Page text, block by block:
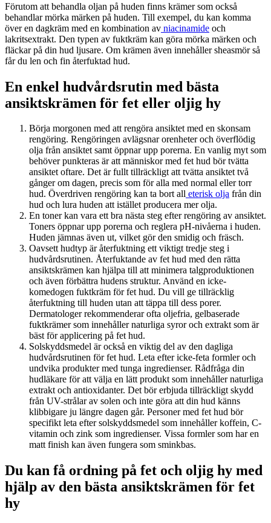
Förutom att behandla oljan på huden finns krämer som också
behandlar mörka märken på huden. Till exempel, du kan komma
över en dagkräm med en kombination av niacinamide och
lakritsextrakt. Den typen av fuktkräm kan göra mörka märken och
fläckar på din hud ljusare. Om krämen även innehåller sheasmör så
får du len och fin återfuktad hud.
En enkel hudvårdsrutin med bästa
ansiktskrämen för fet eller oljig hy
Börja morgonen med att rengöra ansiktet med en skonsam
rengöring. Rengöringen avlägsnar orenheter och överflödig
olja från ansiktet samt öppnar upp porerna. En vanlig myt som
behöver punkteras är att människor med fet hud bör tvätta
ansiktet oftare. Det är fullt tillräckligt att tvätta ansiktet två
gånger om dagen, precis som för alla med normal eller torr
hud. Överdriven rengöring kan ta bort all eterisk olja från din
hud och lura huden att istället producera mer olja.
En toner kan vara ett bra nästa steg efter rengöring av ansiktet.
Toners öppnar upp porerna och reglera pH-nivåerna i huden.
Huden jämnas även ut, vilket gör den smidig och fräsch.
Oavsett hudtyp är återfuktning ett viktigt tredje steg i
hudvårdsrutinen. Återfuktande av fet hud med den rätta
ansiktskrämen kan hjälpa till att minimera talgproduktionen
och även förbättra hudens struktur. Använd en icke-
komedogen fuktkräm för fet hud. Du vill ge tillräcklig
återfuktning till huden utan att täppa till dess porer.
Dermatologer rekommenderar ofta oljefria, gelbaserade
fuktkrämer som innehåller naturliga syror och extrakt som är
bäst för applicering på fet hud.
Solskyddsmedel är också en viktig del av den dagliga
hudvårdsrutinen för fet hud. Leta efter icke-feta formler och
undvika produkter med tunga ingredienser. Rådfråga din
hudläkare för att välja en lätt produkt som innehåller naturliga
extrakt och antioxidanter. Det bör erbjuda tillräckligt skydd
från UV-strålar av solen och inte göra att din hud känns
klibbigare ju längre dagen går. Personer med fet hud bör
specifikt leta efter solskyddsmedel som innehåller koffein, C-
vitamin och zink som ingredienser. Vissa formler som har en
matt finish kan även fungera som sminkbas.
Du kan få ordning på fet och oljig hy med
hjälp av den bästa ansiktskrämen för fet
hy